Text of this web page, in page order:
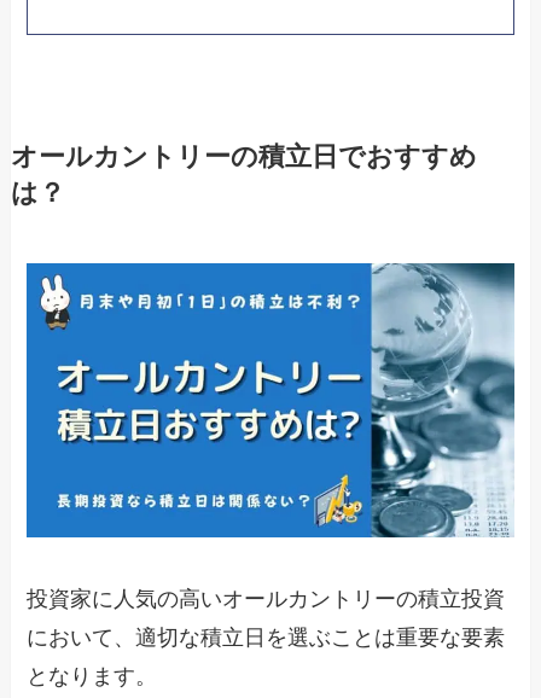
オールカントリーの積立日でおすすめ
は？
投資家に人気の高いオールカントリーの積立投資
において、適切な積立日を選ぶことは重要な要素
となります。